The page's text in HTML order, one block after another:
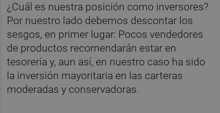
¿Cuál es nuestra posición como inversores?
Por nuestro lado debemos descontar los
sesgos, en primer lugar: Pocos vendedores
de productos recomendarán estar en
tesorería y, aun así, en nuestro caso ha sido
la inversión mayoritaria en las carteras
moderadas y conservadoras.